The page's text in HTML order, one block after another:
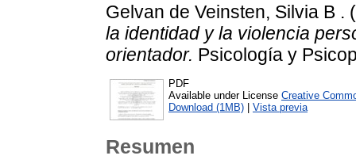
Gelvan de Veinsten, Silvia B .
la identidad y la violencia
orientador. Psicología y
PDF
Available under License Creative
Download (1MB)
Vista previa
Resumen